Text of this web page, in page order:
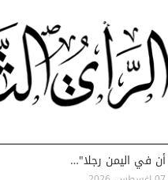
في اليمن رجلا"…